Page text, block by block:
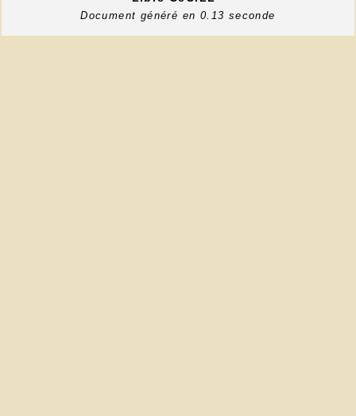
Document généré en 0.13 seconde